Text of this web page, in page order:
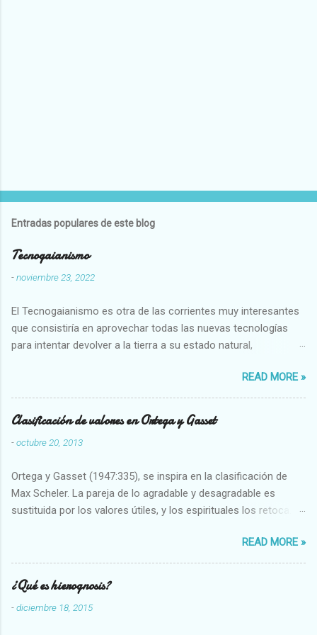
Entradas populares de este blog
Tecnogaianismo
-noviembre 23, 2022
El Tecnogaianismo es otra de las corrientes muy interesantes
que consistiría en aprovechar todas las nuevas tecnologías
para intentar devolver a la tierra a su estado natural,
READ MORE »
Clasificación de valores en Ortega y Gasset
-octubre 20, 2013
Ortega y Gasset (1947:335), se inspira en la clasificación de
Max Scheler. La pareja de lo agradable y desagradable es
sustituida por los valores útiles, y los espirituales los retoca.
Abundante-Escaso,etc 2 VITALES Sano-Enfermo Selecto-
Vulgar Enérgico-Inerte Fuerte-Débil,etc. 3 ESPIRITUALES a)
Intelectuales Conocimiento-Error Exacto-Aproximado
Evidente-Probable,etc b) Morales Bueno-malo Bondadoso-
malvado Justo-Injusto Escrupuloso-Relajado Leal-Desleal,etc.
READ MORE »
¿Qué es hierognosis?
-diciembre 18, 2015